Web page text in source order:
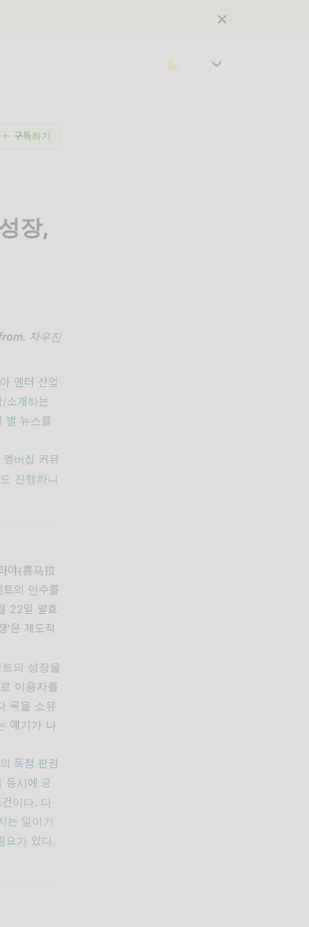
구독하기
장,
차우진
엔터 산업
소개하는
별 뉴스를
버십 커뮤
진행하니
야(喜马拉
의 인수를
22일 발효
'은 제도적
의 성장을
이용자를
곡을 소유
얘기가 나
독점 판권
동시에 공
이다. 다
는 일이기
요가 있다.